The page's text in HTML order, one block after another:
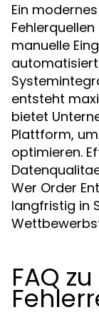
Ein
manuelle
entsteht
bietet
Plattform,
optimieren.
Wer Order
langfristig in
FAQ